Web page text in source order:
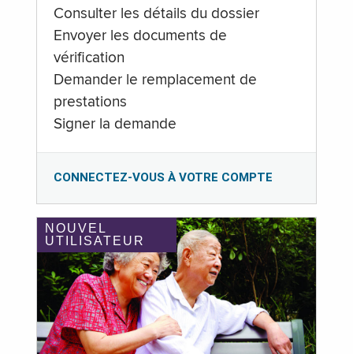
Consulter les détails du dossier
Envoyer les documents de
vérification
Demander le remplacement de
prestations
Signer la demande
CONNECTEZ-VOUS À VOTRE COMPTE
NOUVEL
UTILISATEUR